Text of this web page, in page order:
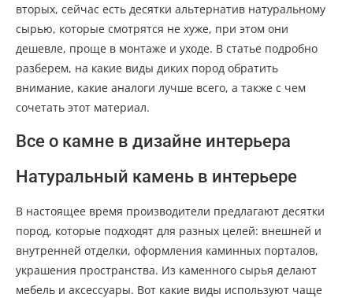
вторых, сейчас есть десятки альтернатив натуральному
сырью, которые смотрятся не хуже, при этом они
дешевле, проще в монтаже и уходе. В статье подробно
разберем, на какие виды диких пород обратить
внимание, какие аналоги лучше всего, а также с чем
сочетать этот материал.
Все о камне в дизайне интерьера
Натуральный камень в интерьере
В настоящее время производители предлагают десятки
пород, которые подходят для разных целей: внешней и
внутренней отделки, оформления каминных порталов,
украшения пространства. Из каменного сырья делают
мебель и аксессуары. Вот какие виды используют чаще